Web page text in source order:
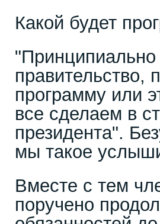
Какой будет
"Принципиально
правительство,
программу или
все сделаем в
президента".
мы такое
Вместе с тем
поручено